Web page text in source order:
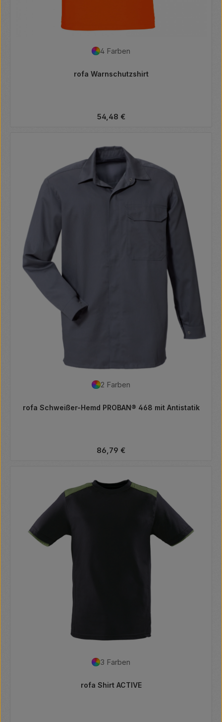
4 Farben
rofa Warnschutzshirt
Regulärer Preis:
54,48 €
2 Farben
rofa Schweißer-Hemd PROBAN® 468 mit Antistatik
Regulärer Preis:
86,79 €
3 Farben
rofa Shirt ACTIVE